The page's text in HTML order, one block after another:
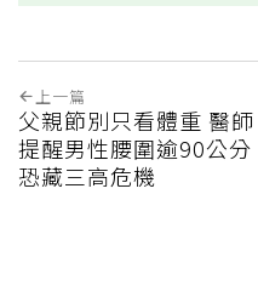
上一篇
父親節別只看體重 醫師
提醒男性腰圍逾90公分
恐藏三高危機